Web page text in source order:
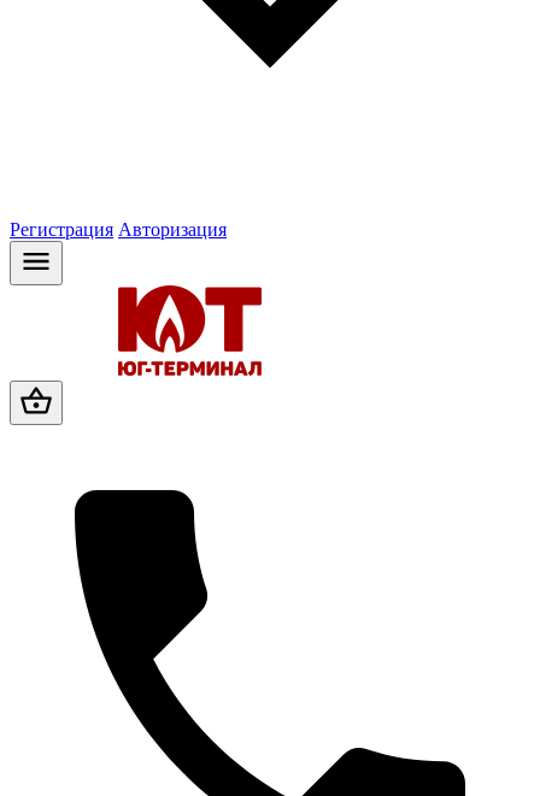
Регистрация Авторизация